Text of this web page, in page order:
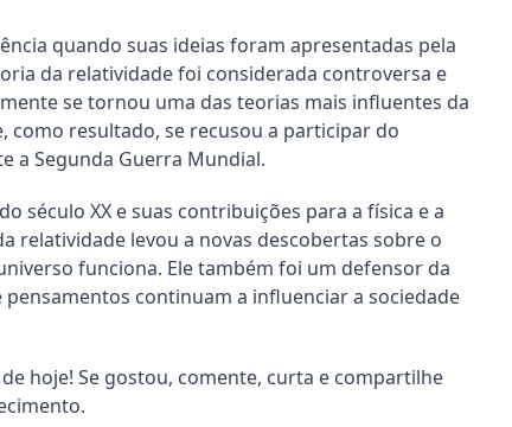
quando suas ideias foram apresentadas pela
da relatividade foi considerada controversa e
se tornou uma das teorias mais influentes da
como resultado, se recusou a participar do
a Segunda Guerra Mundial.
século XX e suas contribuições para a física e a
relatividade levou a novas descobertas sobre o
funciona. Ele também foi um defensor da
continuam a influenciar a sociedade
hoje! Se gostou, comente, curta e compartilhe